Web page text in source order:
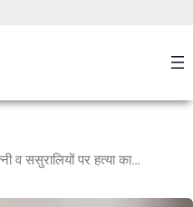
अलीगढ़ ससुराल में युवक की मौत, पिता ने पत्नी व ससुरालियों पर हत्या का लगाया आरोप